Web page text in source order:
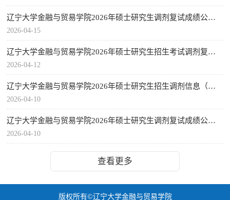
辽宁大学金融与贸易学院2026年硕士研究生调剂复试成绩公布（第二轮）
2026-04-15
辽宁大学金融与贸易学院2026年硕士研究生招生考试调剂复试考生名单（第二轮）
2026-04-12
辽宁大学金融与贸易学院2026年硕士研究生招生调剂信息（第二轮）
2026-04-10
辽宁大学金融与贸易学院2026年硕士研究生调剂复试成绩公布（第一轮）
2026-04-10
查看更多
版权所有©辽宁大学金融与贸易学院